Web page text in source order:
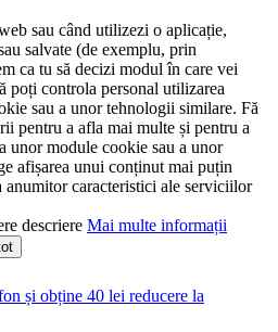
sau când utilizezi o aplicație,
salvate (de exemplu, prin
ca tu să decizi modul în care vei
poți controla personal utilizarea
sau a unor tehnologii similare. Fă
pentru a afla mai multe și pentru a
unor module cookie sau a unor
afișarea unui conținut mai puțin
caracteristici ale serviciilor
descriere Mai multe informații
și obține 40 lei reducere la